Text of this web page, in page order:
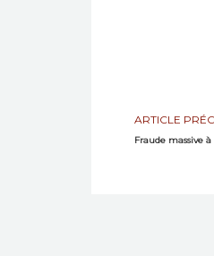
ARTICLE
Fraude massive